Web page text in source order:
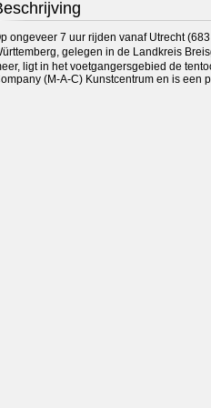
ongeveer 7 uur rijden vanaf Utrecht
gelegen in de Landkreis
ligt in het voetgangersgebied de
(M-A-C) Kunstcentrum en is een